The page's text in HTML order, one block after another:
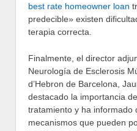
best rate homeowner loan
predecible» existen
terapia correcta.
Finalmente, el director
Neurología de Esclerosis
d’Hebron de Barcelona,
destacado la importancia
tratamiento y ha informado
mecanismos que pueden